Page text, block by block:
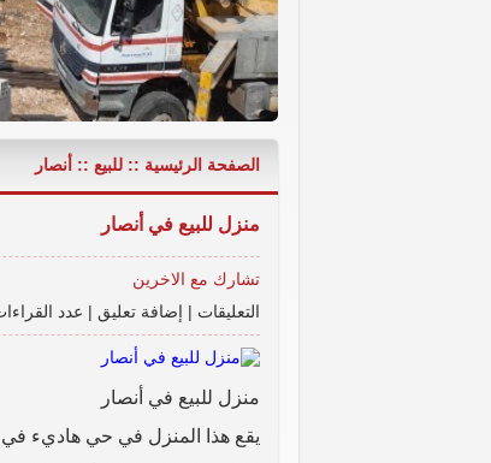
شقة مع حديقة تقسيط على 30 ششر - عربصاليم - جرجوع,
الصفحة الرئيسية :: للبيع :: أنصار
منزل للبيع في أنصار
تشارك مع الاخرين
التعليقات | إضافة تعليق | عدد القراءات :
منزل للبيع في أنصار
يقع هذا المنزل في حي هاديء